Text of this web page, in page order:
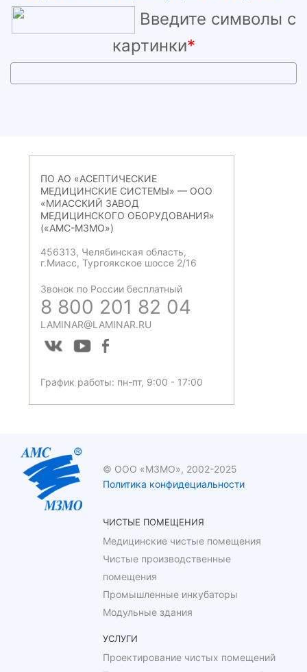
Введите символы с
картинки*
ПО АО «АСЕПТИЧЕСКИЕ
МЕДИЦИНСКИЕ СИСТЕМЫ» — ООО
«МИАССКИЙ ЗАВОД
МЕДИЦИНСКОГО ОБОРУДОВАНИЯ»
(«АМС-МЗМО»)
456313, Челябинская область,
г.Миасс, Тургоякское шоссе 2/16
Звонок по России бесплатный
8 800 201 82 04
LAMINAR@LAMINAR.RU
График работы: пн-пт, 9:00 - 17:00
© ООО «МЗМО», 2002-2025
Политика конфидециальности
ЧИСТЫЕ ПОМЕЩЕНИЯ
Медицинские чистые помещения
Чистые производственные
помещения
Промышленные инкубаторы
Модульные здания
УСЛУГИ
Проектирование чистых помещений